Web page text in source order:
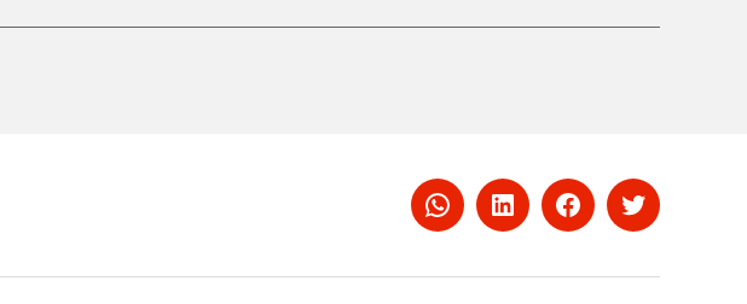
Twitter
Facebook
LinkedIn
Whatsapp